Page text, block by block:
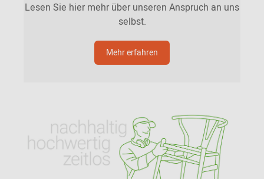
Lesen Sie hier mehr über unseren Anspruch an uns
selbst.
Mehr erfahren